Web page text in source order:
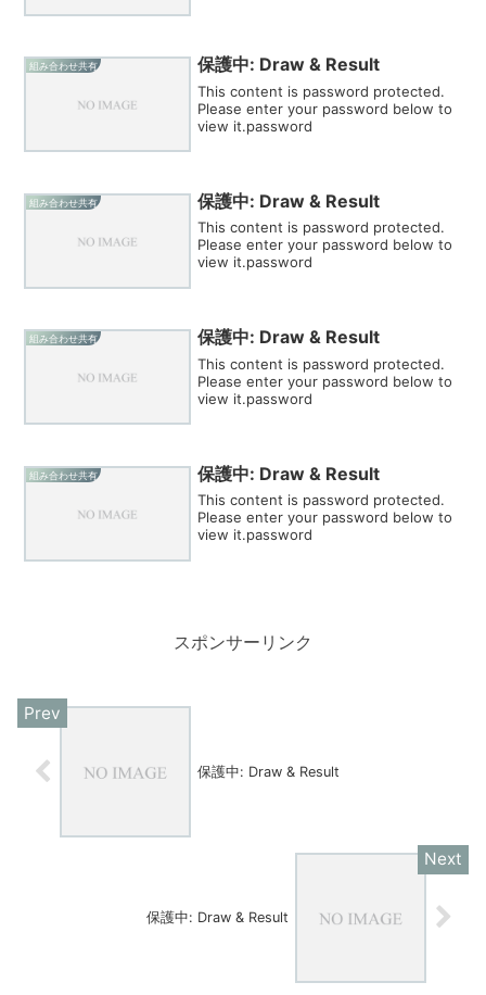
組み合わせ共有 保護中: Draw & Result
This content is password protected.
Please enter your password below to
view it.password
組み合わせ共有 保護中: Draw & Result
This content is password protected.
Please enter your password below to
view it.password
組み合わせ共有 保護中: Draw & Result
This content is password protected.
Please enter your password below to
view it.password
組み合わせ共有 保護中: Draw & Result
This content is password protected.
Please enter your password below to
view it.password
スポンサーリンク
保護中: Draw & Result
保護中: Draw & Result